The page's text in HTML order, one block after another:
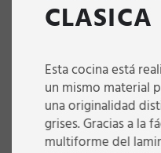
CLASICA
Esta cocina está
un mismo material
una originalidad
grises. Gracias a la
multiforme del